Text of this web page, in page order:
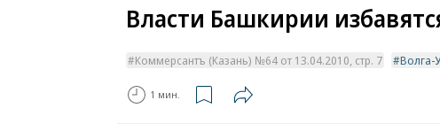
Власти Башкирии
Коммерсантъ (Казань) №64 от 13.04.2010, стр. 7 Волга-
1 мин.